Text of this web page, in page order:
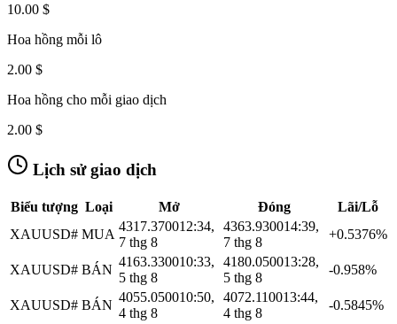
10.00 $
Hoa hồng mỗi lô
2.00 $
Hoa hồng cho mỗi giao dịch
2.00 $
Lịch sử giao dịch
Biểu tượng Loại Mở Đóng
Lãi/Lỗ
XAUUSD# MUA
4317.370012:34,
7 thg 8
4363.930014:39,
7 thg 8
+0.5376%
XAUUSD# BÁN
4163.330010:33,
5 thg 8
4180.050013:28,
5 thg 8
-0.958%
XAUUSD# BÁN
4055.050010:50,
4 thg 8
4072.110013:44,
4 thg 8
-0.5845%